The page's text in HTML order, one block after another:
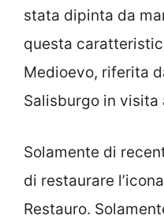
stata dipinta da
questa
Medioevo, riferita
Salisburgo in visita
Solamente di
di restaurare
Restauro.